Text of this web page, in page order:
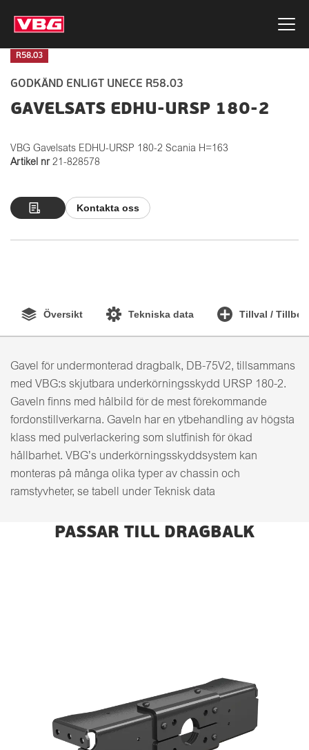
R58.03
GODKÄND ENLIGT UNECE R58.03
GAVELSATS EDHU-URSP 180-2
VBG Gavelsats EDHU-URSP 180-2 Scania H=163
Artikel nr 21-828578
Kontakta oss
Översikt Tekniska data Tillval /
Gavel för undermonterad dragbalk, DB-75V2, tillsammans
med VBG:s skjutbara underkörningsskydd URSP 180-2.
Gaveln finns med hålbild för de mest förekommande
fordonstillverkarna. Gaveln har en ytbehandling av högsta
klass med pulverlackering som slutfinish för ökad
hållbarhet. VBG’s underkörningsskyddsystem kan
monteras på många olika typer av chassin och
ramstyvheter, se tabell under Teknisk data
PASSAR TILL DRAGBALK